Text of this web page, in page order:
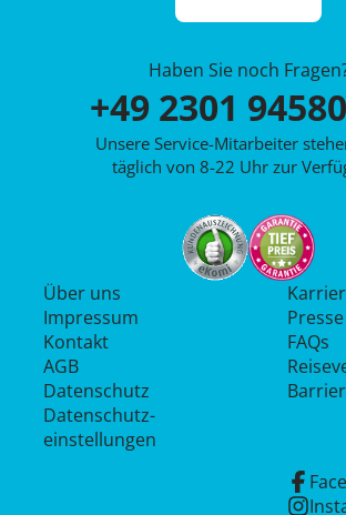
Haben Sie noch
+49 2301
Unsere Service-Mitarbeiter
täglich von 8-22 Uhr zur
Über uns
Impressum
Kontakt
AGB
Datenschutz
Datenschutz­
einstellungen
Presse
FAQs